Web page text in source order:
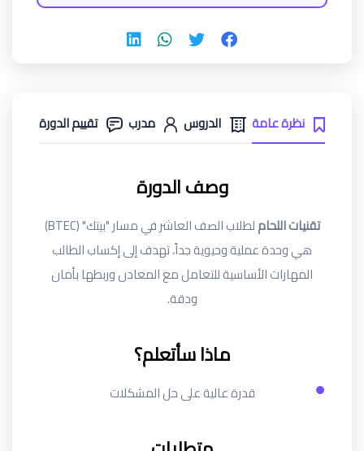
نظرة عامة الدروس مدرب تقييم الدورة
وصف الدورة
تقنيات اللحام
لطلاب الصف العاشر في مسار "بيتك" (BTEC)
هي وحدة عملية وحيوية جداً، تهدف إلى إكساب الطالب
المهارات الأساسية للتعامل مع المعادن وربطها بأمان
ودقة.
ماذا سأتعلم؟
قدرة عالية على حل المشكلات